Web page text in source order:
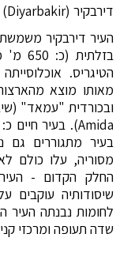
דירבקיר (Diyarbakir)
העיר דירבקיר
הטיגריס.
מאותו מוצא
ובכורדית "עמאד"
בעיר מתגוררים גם
מסוריה, עלו כולם
החלק הקדום -
שיסודותיה עוקבים
לחומות נבנתה העיר
שדה תעופה ומרכזי